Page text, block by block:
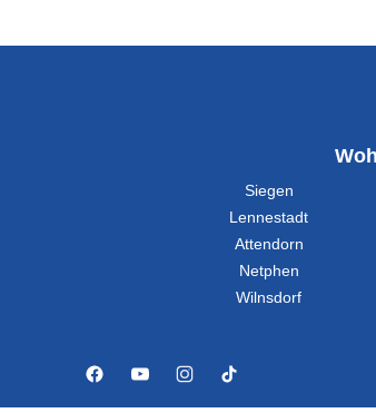
Siegen
Lennestadt
Attendorn
Netphen
Wilnsdorf